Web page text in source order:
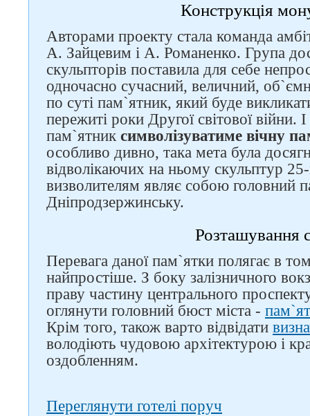
Конструкція
Авторами проекту стала команда
А. Зайцевим і А. Романенко. Група
скульпторів поставила для себе
одночасно сучасний, величний,
по суті пам`ятник, який буде
пережиті роки Другої світової війни.
пам`ятник символізуватиме вічну
особливо дивно, така мета була
відволікаючих на ньому скульптур
визволителям являє собою головний
Дніпродзержинську.
Розташування
Перевага даної пам`ятки полягає в
найпростіше. З боку залізничного
праву частину центрального
оглянути головний бюст міста -
Крім того, також варто відвідати
володіють чудовою архітектурою і
оздобленням.
Переглянути готелі поруч